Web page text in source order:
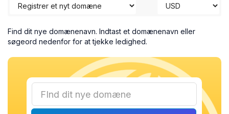
Find dit nye domænenavn. Indtast et domænenavn eller
søgeord nedenfor for at tjekke ledighed.